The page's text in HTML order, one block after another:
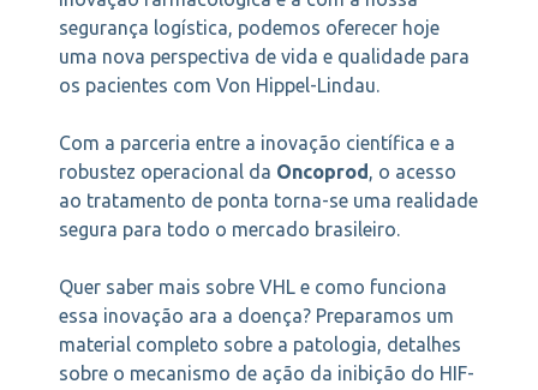
segurança logística, podemos oferecer hoje
uma nova perspectiva de vida e qualidade para
os pacientes com Von Hippel-Lindau.
Com a parceria entre a inovação científica e a
robustez operacional da Oncoprod, o acesso
ao tratamento de ponta torna-se uma realidade
segura para todo o mercado brasileiro.
Quer saber mais sobre VHL e como funciona
essa inovação ara a doença? Preparamos um
material completo sobre a patologia, detalhes
sobre o mecanismo de ação da inibição do HIF-